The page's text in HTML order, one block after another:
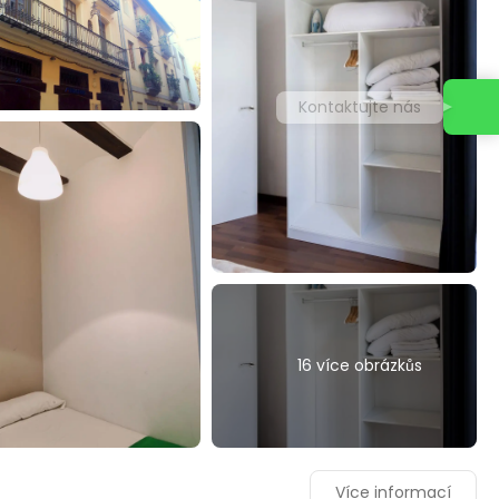
16 více obrázkůs
Více informací
Kontaktujte nás